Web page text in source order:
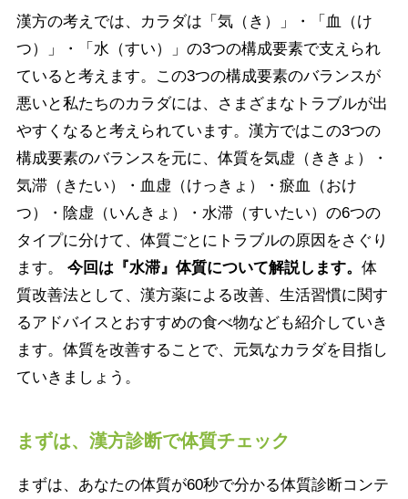
漢方の考えでは、カラダは「気（き）」・「血（け
つ）」・「水（すい）」の3つの構成要素で支えられ
ていると考えます。この3つの構成要素のバランスが
悪いと私たちのカラダには、さまざまなトラブルが出
やすくなると考えられています。漢方ではこの3つの
構成要素のバランスを元に、体質を気虚（ききょ）・
気滞（きたい）・血虚（けっきょ）・瘀血（おけ
つ）・陰虚（いんきょ）・水滞（すいたい）の6つの
タイプに分けて、体質ごとにトラブルの原因をさぐり
ます。 今回は『水滞』体質について解説します。 体
質改善法として、漢方薬による改善、生活習慣に関す
るアドバイスとおすすめの食べ物なども紹介していき
ます。体質を改善することで、元気なカラダを目指し
ていきましょう。
まずは、漢方診断で体質チェック
まずは、あなたの体質が60秒で分かる体質診断コンテ